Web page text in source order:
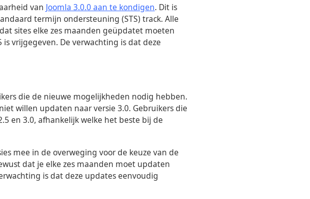
van Joomla 3.0.0 aan te kondigen. Dit is
termijn ondersteuning (STS) track. Alle
sites elke zes maanden geüpdatet moeten
vrijgegeven. De verwachting is dat deze
die de nieuwe mogelijkheden nodig hebben.
willen updaten naar versie 3.0. Gebruikers die
en 3.0, afhankelijk welke het beste bij de
mee in de overweging voor de keuze van de
dat je elke zes maanden moet updaten
is dat deze updates eenvoudig